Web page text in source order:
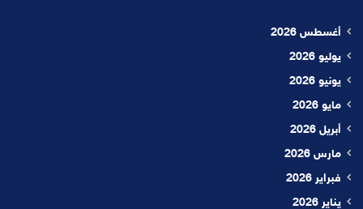
أغسطس 2026
يوليو 2026
يونيو 2026
مايو 2026
أبريل 2026
مارس 2026
فبراير 2026
يناير 2026